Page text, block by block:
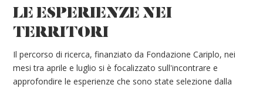
LE ESPERIENZE NEI
TERRITORI
Il percorso di ricerca, finanziato da Fondazione Cariplo, nei
mesi tra aprile e luglio si è focalizzato sull'incontrare e
approfondire le esperienze che sono state selezione dalla